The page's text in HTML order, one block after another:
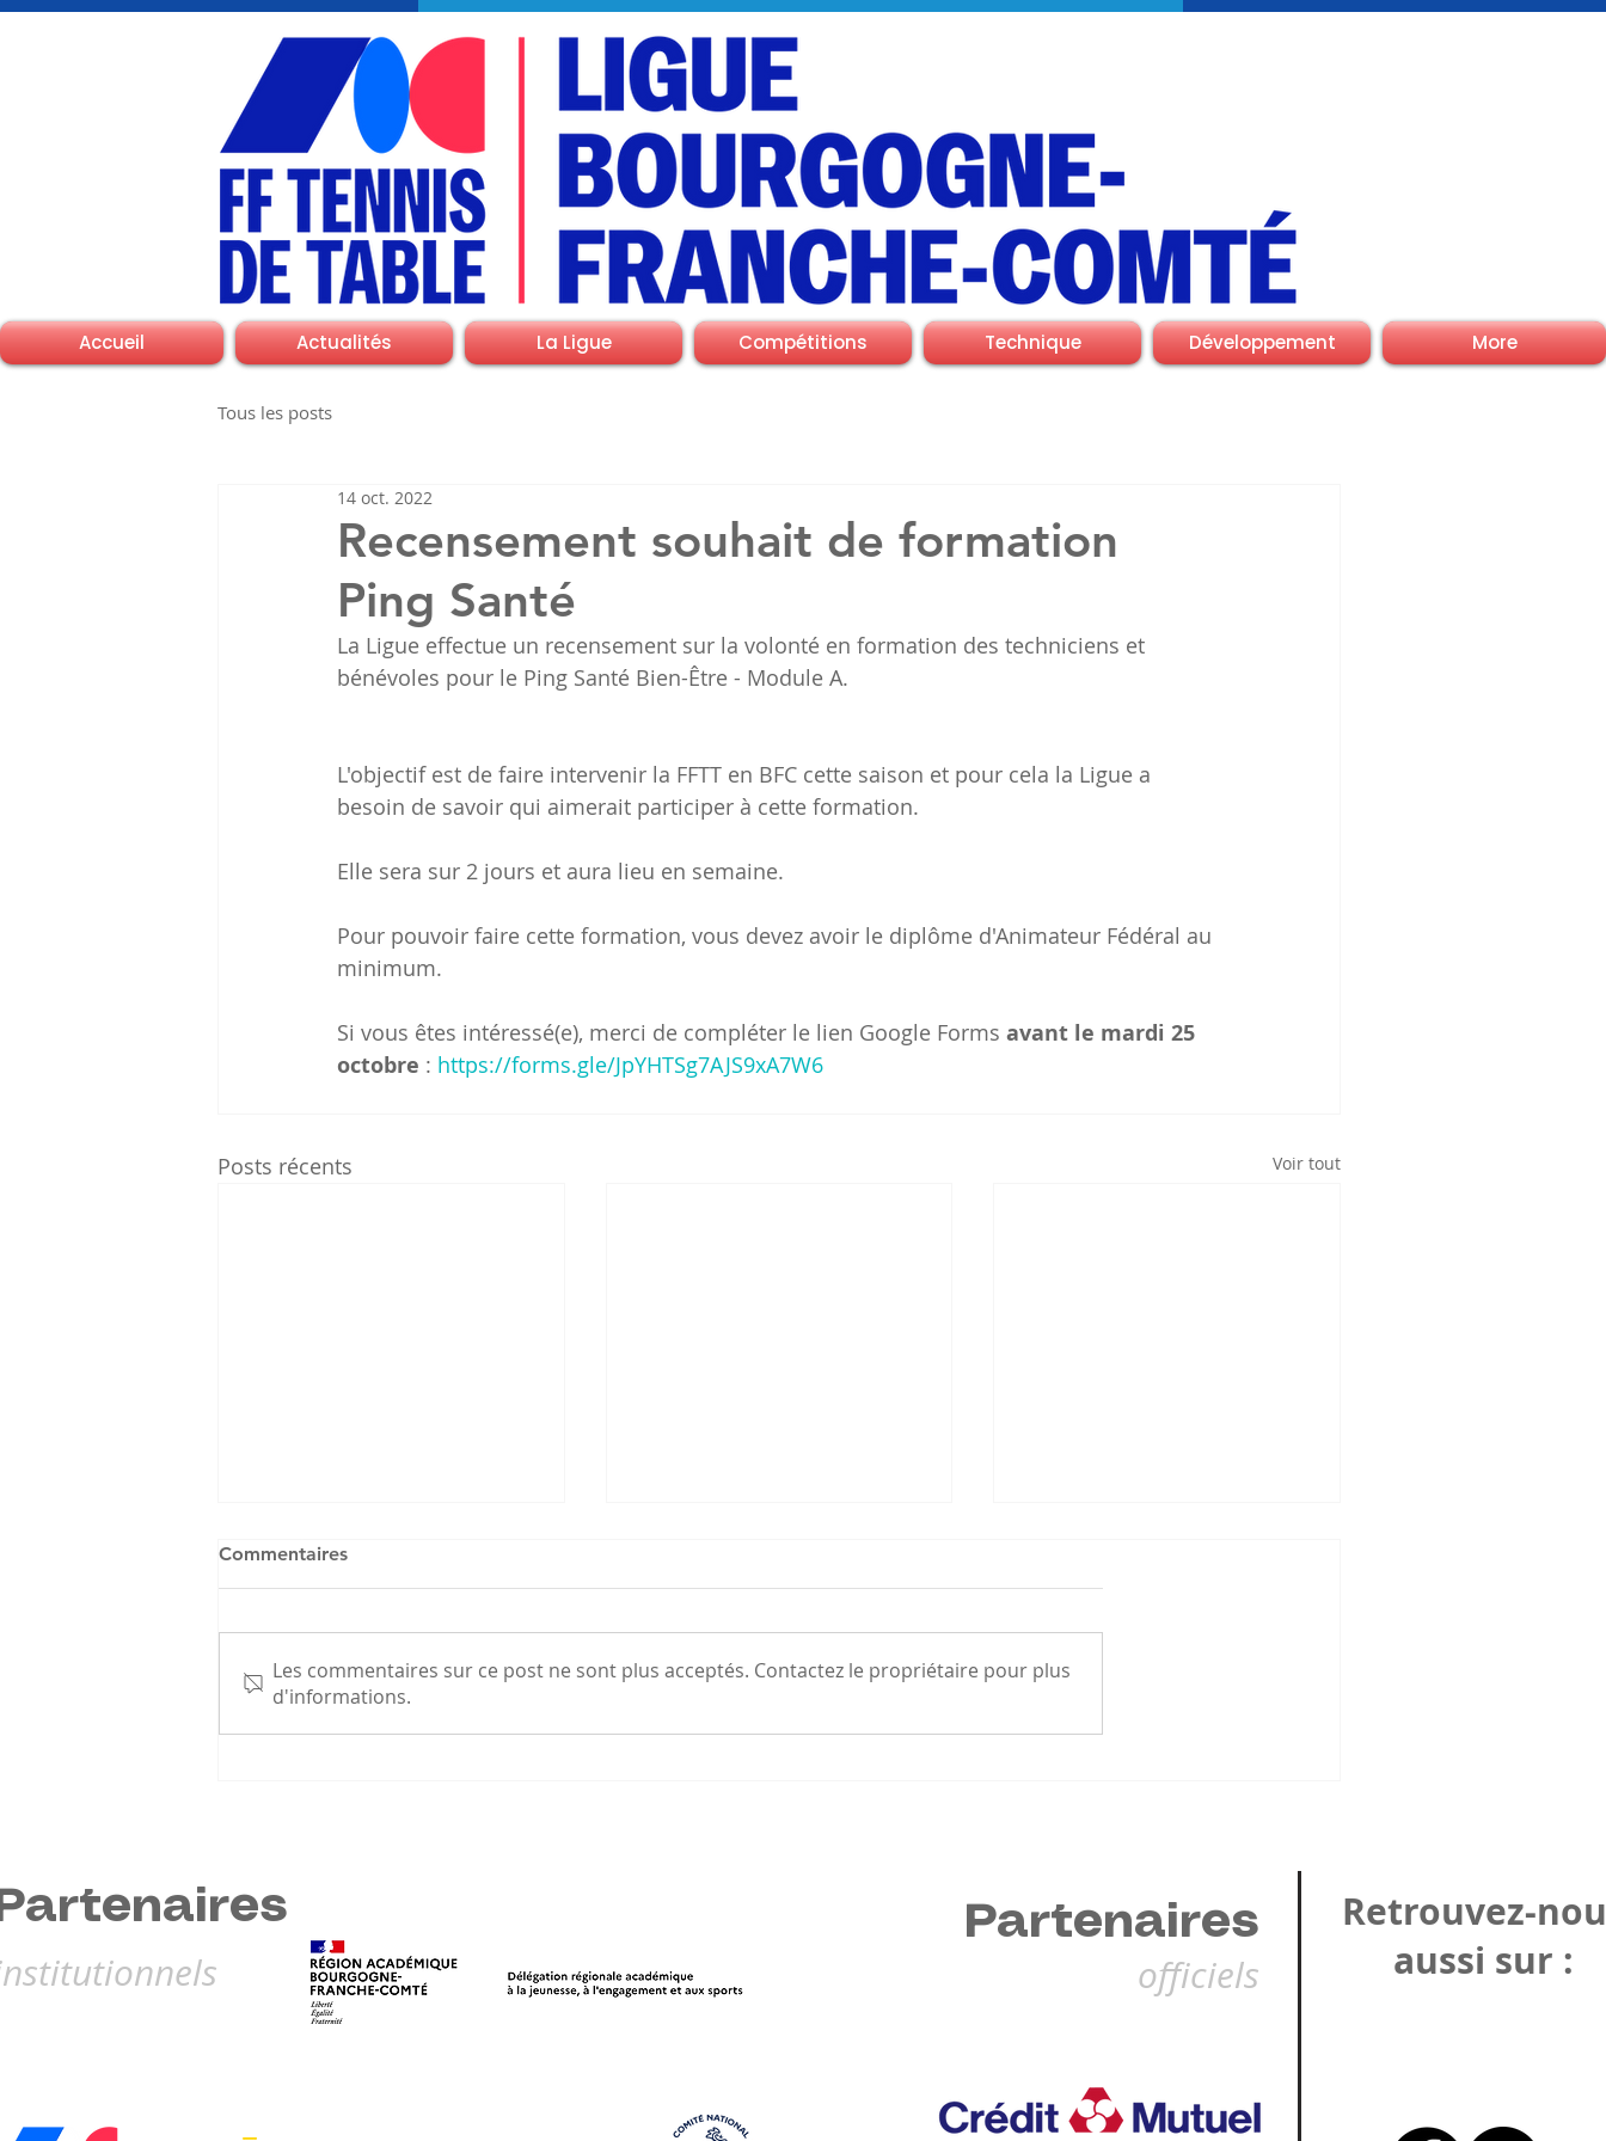
Accueil Actualités La Ligue Compétitions Technique Développement More
Tous les posts
Recensement souhait de formation
Ping Santé
14 oct. 2022
La Ligue effectue un recensement sur la volonté en formation des techniciens et
bénévoles pour le Ping Santé Bien-Être - Module A.
L'objectif est de faire intervenir la FFTT en BFC cette saison et pour cela la Ligue a
besoin de savoir qui aimerait participer à cette formation.
Elle sera sur 2 jours et aura lieu en semaine.
Pour pouvoir faire cette formation, vous devez avoir le diplôme d'Animateur Fédéral au
minimum.
Si vous êtes intéressé(e), merci de compléter le lien Google Forms avant le mardi 25
octobre : https://forms.gle/JpYHTSg7AJS9xA7W6
Posts récents Voir tout
Appel à projets Ping Santé :
Le Parcours Prévention
Le CQP Tennis de Table
Commentaires
Les commentaires sur ce post ne sont plus acceptés. Contactez le propriétaire pour plus
d'informations.
Partenaires
officiels
Retrouvez-
aussi sur :